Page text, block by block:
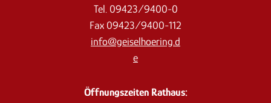
Tel. 09423/9400-0
Fax 09423/9400-112
info@geiselhoering.d
e
Öffnungszeiten Rathaus: